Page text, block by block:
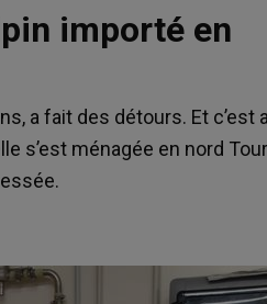
importé en
a fait des détours. Et c’est
s’est ménagée en nord